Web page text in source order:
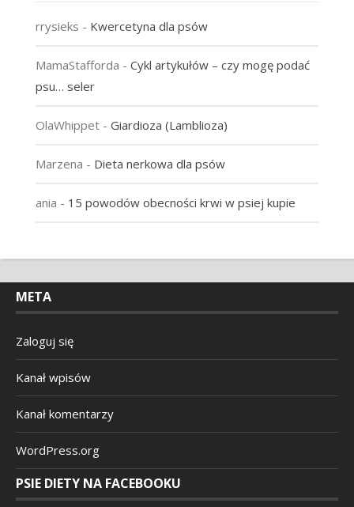
rrysieks - Kwercetyna dla psów
MamaStafforda - Cykl artykułów – czy mogę podać
psu… seler
OlaWhippet- Giardioza (Lamblioza)
Marzena - Dieta nerkowa dla psów
ania - 15 powodów obecności krwi w psiej kupie
META
Zaloguj się
Kanał wpisów
Kanał komentarzy
WordPress.org
PSIE DIETY NA FACEBOOKU